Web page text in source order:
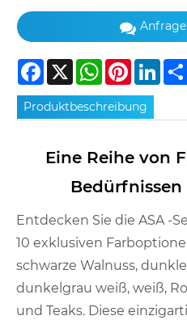
Facebook
X WhatsAppPinterest
Produktbeschreibung
Eine Reihe von
Entdecken Sie die ASA -
10 exklusiven
schwarze Walnuss,
dunkelgrau weiß, weiß,
und Teaks. Diese